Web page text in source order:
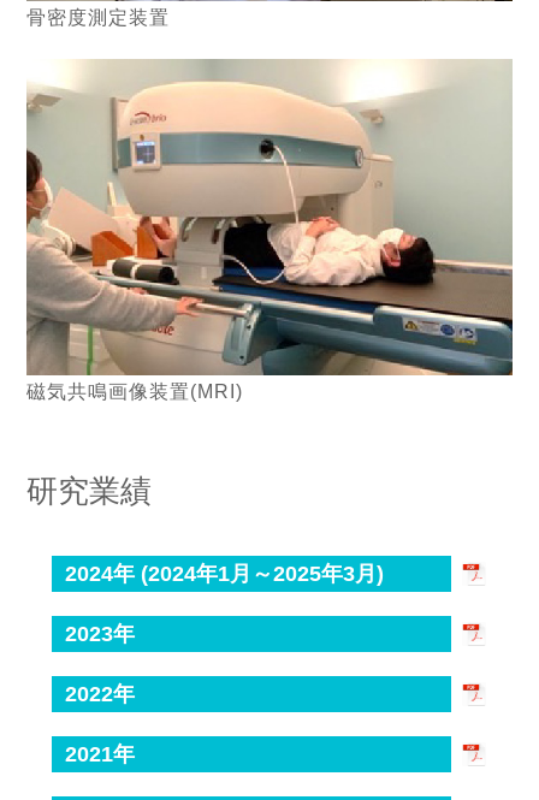
骨密度測定装置
磁気共鳴画像装置(MRI)
研究業績
2024年 (2024年1月～2025年3月)
2023年
2022年
2021年